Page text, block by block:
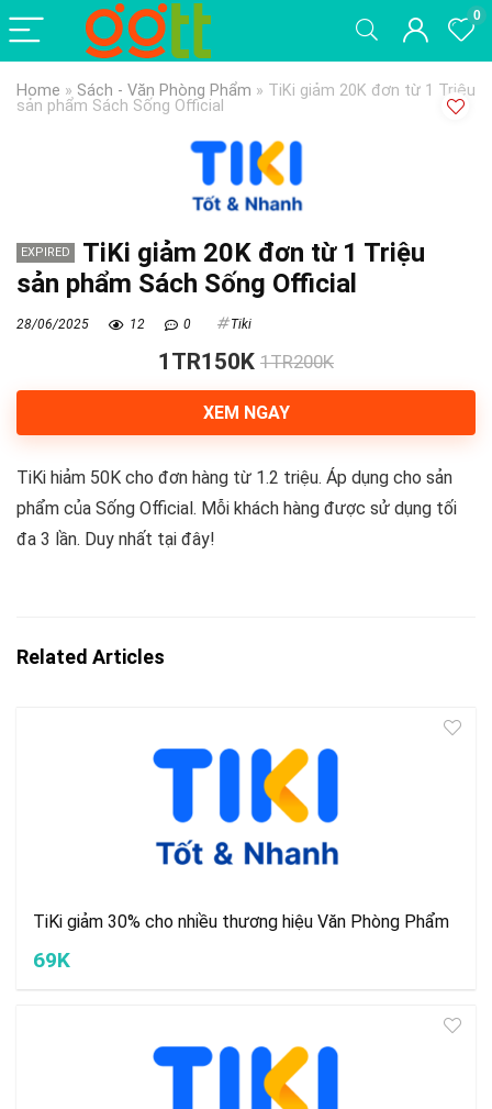
0
Home » Sách - Văn Phòng Phẩm » TiKi giảm 20K đơn từ 1 Triệu
sản phẩm Sách Sống Official
EXPIRED
TiKi giảm 20K đơn từ 1 Triệu
sản phẩm Sách Sống Official
28/06/2025 12 0 Tiki
1TR150K 1TR200K
XEM NGAY
TiKi hiảm 50K cho đơn hàng từ 1.2 triệu. Áp dụng cho sản
phẩm của Sống Official. Mỗi khách hàng được sử dụng tối
đa 3 lần. Duy nhất tại đây!
Related Articles
TiKi giảm 30% cho nhiều thương hiệu Văn Phòng Phẩm
69K